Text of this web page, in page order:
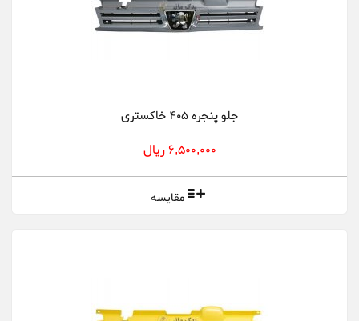
جلو پنجره 405 خاکستری
6,500,000 ریال
مقایسه